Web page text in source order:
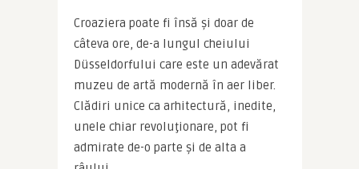
Croaziera poate fi însă și doar de
câteva ore, de-a lungul cheiului
Düsseldorfului care este un adevărat
muzeu de artă modernă în aer liber.
Clădiri unice ca arhitectură, inedite,
unele chiar revoluţionare, pot fi
admirate de-o parte și de alta a